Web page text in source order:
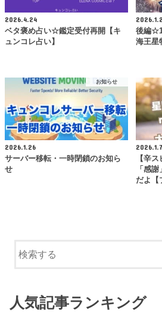
2026.4.24
ベタ褒め占い☆鑑定受付再開【キ
ュンコレ占い】
後編☆1
海王星
お知らせ
2026.1.26
サーバー移転・一時閉鎖のお知ら
せ
2026.1.7
【辛
「感
だよ【
人気記事ランキング